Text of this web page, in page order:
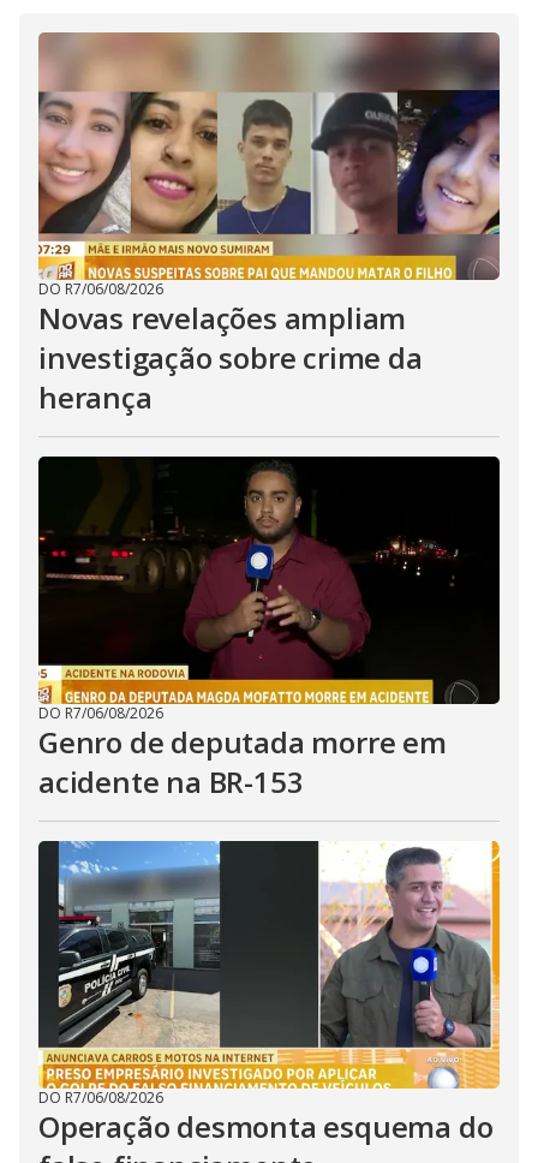
DO R7/06/08/2026
Novas revelações ampliam
investigação sobre crime da
herança
DO R7/06/08/2026
Genro de deputada morre em
acidente na BR-153
DO R7/06/08/2026
Operação desmonta esquema do